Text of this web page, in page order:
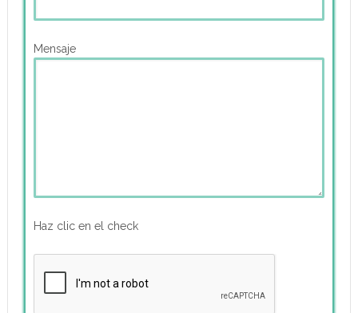
Mensaje
Haz clic en el check